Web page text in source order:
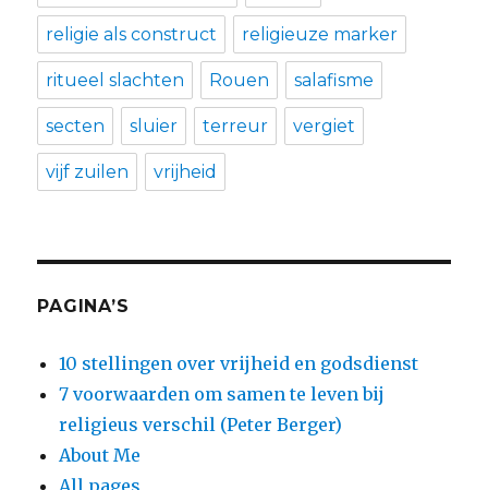
religie als construct religieuze marker
ritueel slachten Rouen salafisme
secten sluier terreur vergiet
vijf zuilen vrijheid
PAGINA’S
10 stellingen over vrijheid en godsdienst
7 voorwaarden om samen te leven bij
religieus verschil (Peter Berger)
About Me
All pages